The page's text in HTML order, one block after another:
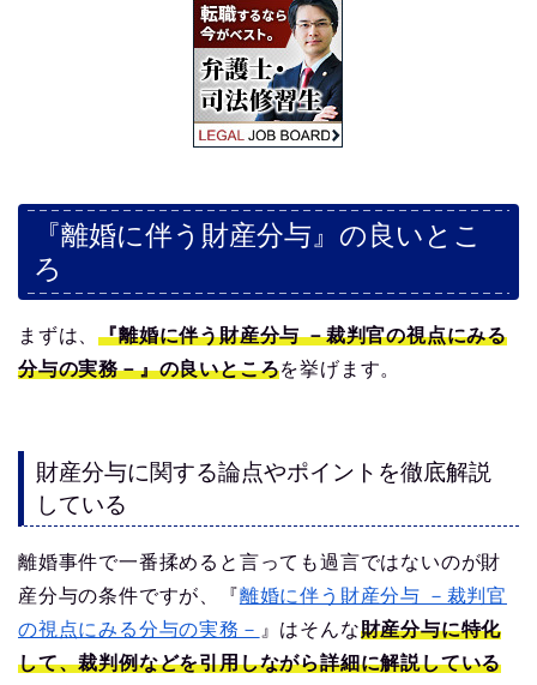
『離婚に伴う財産分与』の良いとこ
ろ
まずは、『離婚に伴う財産分与 －裁判官の視点にみる
分与の実務－』の良いところを挙げます。
財産分与に関する論点やポイントを徹底解説
している
離婚事件で一番揉めると言っても過言ではないのが財
産分与の条件ですが、『離婚に伴う財産分与 －裁判官
の視点にみる分与の実務－ 』はそんな財産分与に特化
して、裁判例などを引用しながら詳細に解説している